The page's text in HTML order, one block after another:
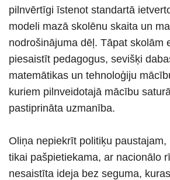
pilnvērtīgi īstenot standartā
modeli mazā skolēnu skaita un
nodrošinājuma dēļ. Tāpat skolām
piesaistīt pedagogus, sevišķi
matemātikas un tehnoloģiju
kuriem pilnveidotajā mācību
pastiprināta uzmanība.
Oliņa nepiekrīt politiķu paustajam,
tikai pašpietiekama, ar nacionālo
nesaistīta ideja bez seguma,